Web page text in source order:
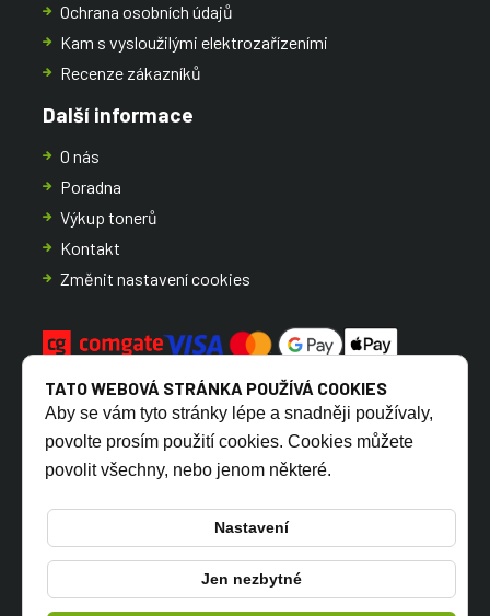
Ochrana osobních údajů
Kam s vysloužilými elektrozařízeními
Recenze zákazníků
Další informace
O nás
Poradna
Výkup tonerů
Kontakt
Změnit nastavení cookies
CZ SK
© 2026 TONERSYP s.r.o.
TATO WEBOVÁ STRÁNKA POUŽÍVÁ COOKIES
Aby se vám tyto stránky lépe a snadněji používaly,
povolte prosím použití cookies. Cookies můžete
povolit všechny, nebo jenom některé.
Nastavení
Jen nezbytné